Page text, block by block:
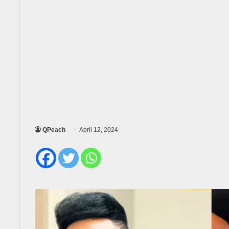
QPeach April 12, 2024